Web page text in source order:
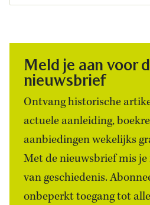
Meld je aan voor
nieuwsbrief
Ontvang historische
actuele aanleiding,
aanbiedingen wekelijks
Met de nieuwsbrief mis
van geschiedenis.
onbeperkt toegang tot